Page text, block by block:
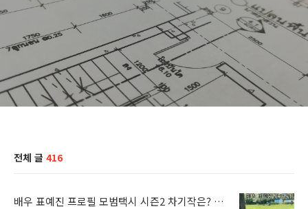
전체 글 416
배우 표예진 프로필 모범택시 시즌2 차기작은? 모